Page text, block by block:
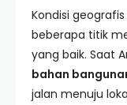
Kondisi
beberapa titik
yang baik. Saat
bahan
jalan menuju